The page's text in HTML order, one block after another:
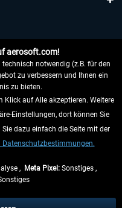
aerosoft.com!
notwendig (z.B. für den
zu verbessern und Ihnen ein
zu bieten.
Klick auf Alle akzeptieren. Weitere
Einstellungen, dort können Sie
dazu einfach die Seite mit der
Datenschutzbestimmungen.
, Meta Pixel:Sonstiges ,